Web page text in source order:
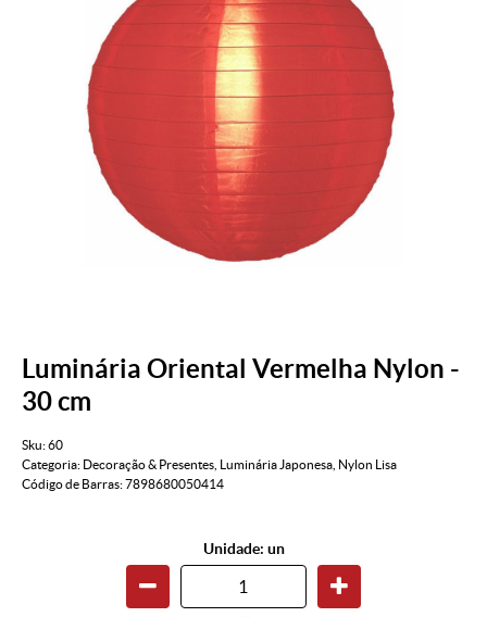
Luminária Oriental Vermelha Nylon -
30 cm
Sku:60
Categoria: Decoração & Presentes Luminária Japonesa Nylon Lisa
Código de Barras:7898680050414
Unidade: un